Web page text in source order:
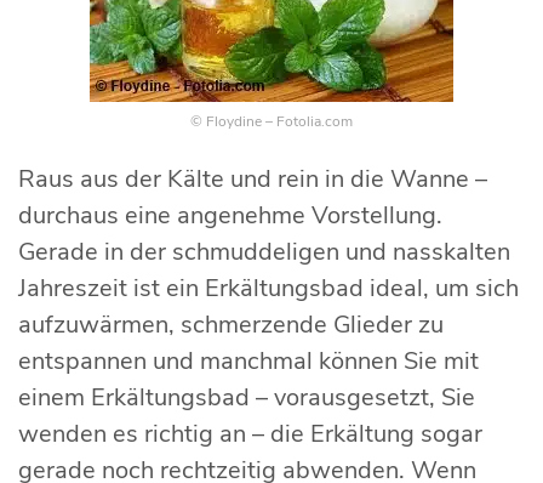
© Floydine – Fotolia.com
Raus aus der Kälte und rein in die Wanne –
durchaus eine angenehme Vorstellung.
Gerade in der schmuddeligen und nasskalten
Jahreszeit ist ein Erkältungsbad ideal, um sich
aufzuwärmen, schmerzende Glieder zu
entspannen und manchmal können Sie mit
einem Erkältungsbad – vorausgesetzt, Sie
wenden es richtig an – die Erkältung sogar
gerade noch rechtzeitig abwenden. Wenn